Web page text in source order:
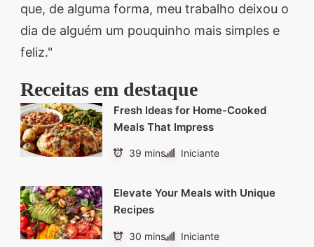
que, de alguma forma, meu trabalho deixou o
dia de alguém um pouquinho mais simples e
feliz."
Receitas em destaque
Fresh Ideas for Home-Cooked
Meals That Impress
39 mins Iniciante
Elevate Your Meals with Unique
Recipes
30 mins Iniciante